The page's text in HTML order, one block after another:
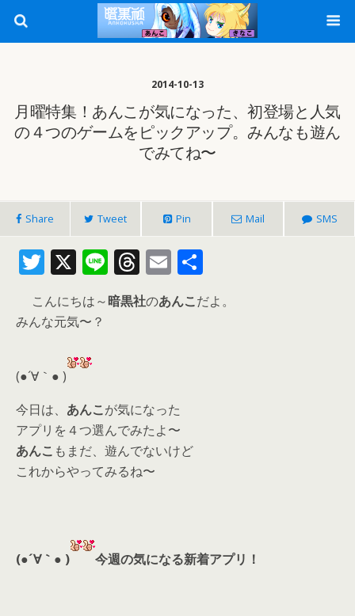
2014-10-13
月曜特集！あんこが気になった、初登場と人気
の４つのゲームをピックアップ。みんなも遊ん
でみてね〜
Share Tweet Pin Mail SMS
T
w
itt
er
X Li
n
e
T
h
re
E
m
ai
有
こんにちは～暗黒社のあんこだよ。
みんな元気〜？
(●´∀｀● )
今日は、 あんこが気になった
アプリを４つ選んでみたよ〜
あんこ もまだ、遊んでないけど
これからやってみるね〜
(●´∀｀● ) 今週の気になる新着アプリ！